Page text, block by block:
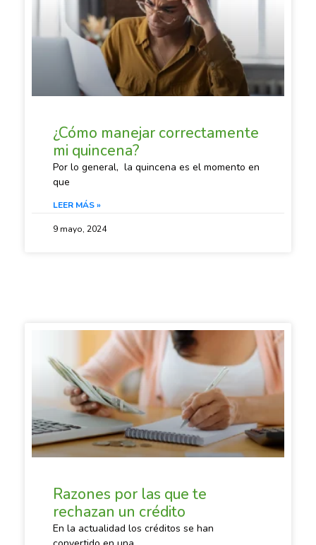
¿Cómo manejar correctamente
mi quincena?
Por lo general, la quincena es el momento en
que
LEER MÁS »
9 mayo, 2024
SACANDO CUENTAS
Razones por las que te
rechazan un crédito
En la actualidad los créditos se han